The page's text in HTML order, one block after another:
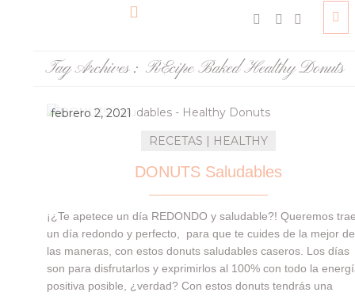
Tag Archives : REcipe Baked Healthy Donuts
febrero 2, 2021
RECETAS | HEALTHY
DONUTS Saludables
¡¿Te apetece un día REDONDO y saludable?! Queremos
un día redondo y perfecto, para que te cuides de la mejor de
las maneras, con estos donuts saludables caseros. Los días
son para disfrutarlos y exprimirlos al 100% con todo la
positiva posible, ¿verdad? Con estos donuts tendrás una